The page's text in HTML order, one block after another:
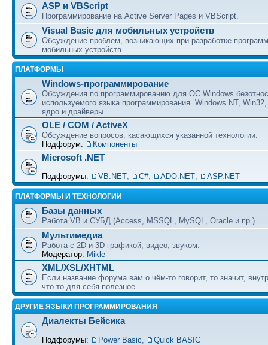
ASP и VBScript
Программирование на Active Server Pages и VBScript.
Visual Basic для мобильных устройств
Обсуждение проблем, возникающих при разработке
мобильных устройств.
ПЛАТФОРМЫ
Windows-программирование
Обсуждения по программированию для ОС Windows
используемого языка программирования. Windows NT,
ядро и драйверы.
OLE / COM / ActiveX
Обсуждение вопросов, касающихся указанной технологии.
Подфорум:
Компоненты
Microsoft .NET
Подфорумы: VB.NET, C#, ADO.NET, ASP.NET
ПЛАТФОРМЫ И ТЕХНОЛОГИИ
Базы данных
Работа VB и СУБД (Access, MSSQL, MySQL, Oracle и пр.)
Мультимедиа
Работа с 2D и 3D графикой, видео, звуком.
Модератор: Mikle
XML/XSL/XHTML
Если название форума вам о чём-то говорит, то значит,
что-то для себя полезное.
ДРУГИЕ ЯЗЫКИ ПРОГРАММИРОВАНИЯ
Диалекты Бейсика
Подфорумы: Power Basic, Quick BASIC